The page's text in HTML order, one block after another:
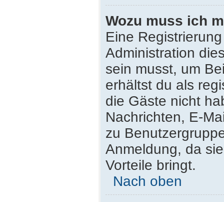
Wozu muss ich
Eine
Administration
sein musst, um
erhältst du als
die Gäste nicht
Nachrichten, E-
zu
Anmeldung, da
Vorteile bringt.
Nach oben